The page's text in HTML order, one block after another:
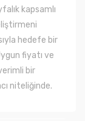
kapsamlı
hedefe bir
fiyatı ve
bir
niteliğinde.